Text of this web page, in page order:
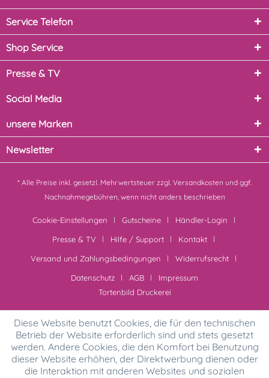
Service Telefon
Shop Service
Presse & TV
Social Media
unsere Marken
Newsletter
* Alle Preise inkl. gesetzl. Mehrwertsteuer zzgl. Versandkosten und ggf.
Nachnahmegebühren, wenn nicht anders beschrieben
Cookie-Einstellungen Gutscheine
Händler-Login
Presse & TV
Hilfe / Support
Kontakt
Versand und Zahlungsbedingungen
Widerrufsrecht
Datenschutz
AGB
Impressum
Tortenbild Druckerei
Diese Website benutzt Cookies, die für den technischen
Betrieb der Website erforderlich sind und stets gesetzt
werden. Andere Cookies, die den Komfort bei Benutzung
dieser Website erhöhen, der Direktwerbung dienen oder
die Interaktion mit anderen Websites und sozialen